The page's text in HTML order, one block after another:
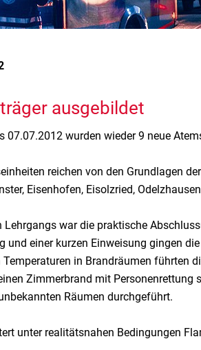
ausgebildet
07.07.2012 wurden wieder 9 neue
reichen von den Grundlagen
Eisenhofen, Eisolzried,
war die praktische
und einer kurzen Einweisung gingen
in Brandräumen führten
Zimmerbrand mit
Räumen durchgeführt.
unter realitätsnahen Bedingungen